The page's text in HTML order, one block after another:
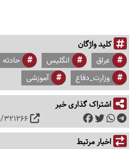
کلید واژگان
عراق انگلیس حادثه
وزارت_دفاع
آموزشی
اشتراک گذاری خبر
اخبار مرتبط